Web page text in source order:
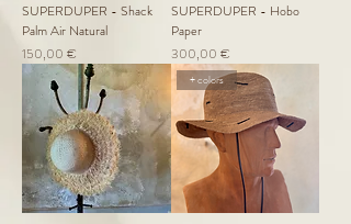
SUPERDUPER - Shack
Palm Air Natural
Prezzo
150,00 €
SUPERDUPER - Hobo
Paper
Prezzo
300,00 €
+ colors